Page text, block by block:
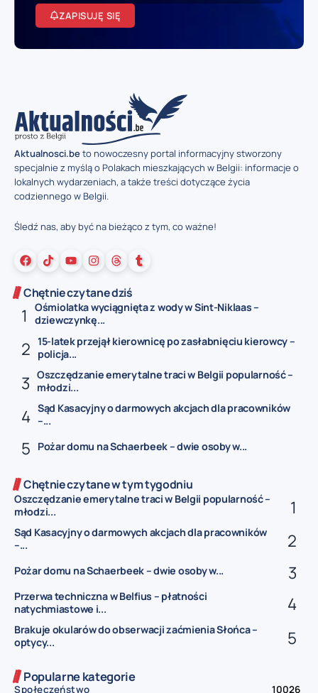
ZAPISUJĘ SIĘ
Aktualnosci.beto nowoczesny portal informacyjny stworzony
specjalnie z myślą o Polakach mieszkających w Belgii: informacje o
lokalnych wydarzeniach, a także treści dotyczące życia
codziennego w Belgii.
Śledź nas, aby być na bieżąco z tym, co ważne!
Chętnie czytane dziś
Ośmiolatka wyciągnięta z wody w Sint-Niklaas –
dziewczynkę...
15-latek przejął kierownicę po zasłabnięciu kierowcy –
policja...
Oszczędzanie emerytalne traci w Belgii popularność –
młodzi...
Sąd Kasacyjny o darmowych akcjach dla pracowników
–...
Pożar domu na Schaerbeek – dwie osoby w...
Chętnie czytane w tym tygodniu
Oszczędzanie emerytalne traci w Belgii popularność –
młodzi...
Sąd Kasacyjny o darmowych akcjach dla pracowników
–...
Pożar domu na Schaerbeek – dwie osoby w...
Przerwa techniczna w Belfius – płatności
natychmiastowe i...
Brakuje okularów do obserwacji zaćmienia Słońca –
optycy...
Popularne kategorie
Społeczeństwo 10026